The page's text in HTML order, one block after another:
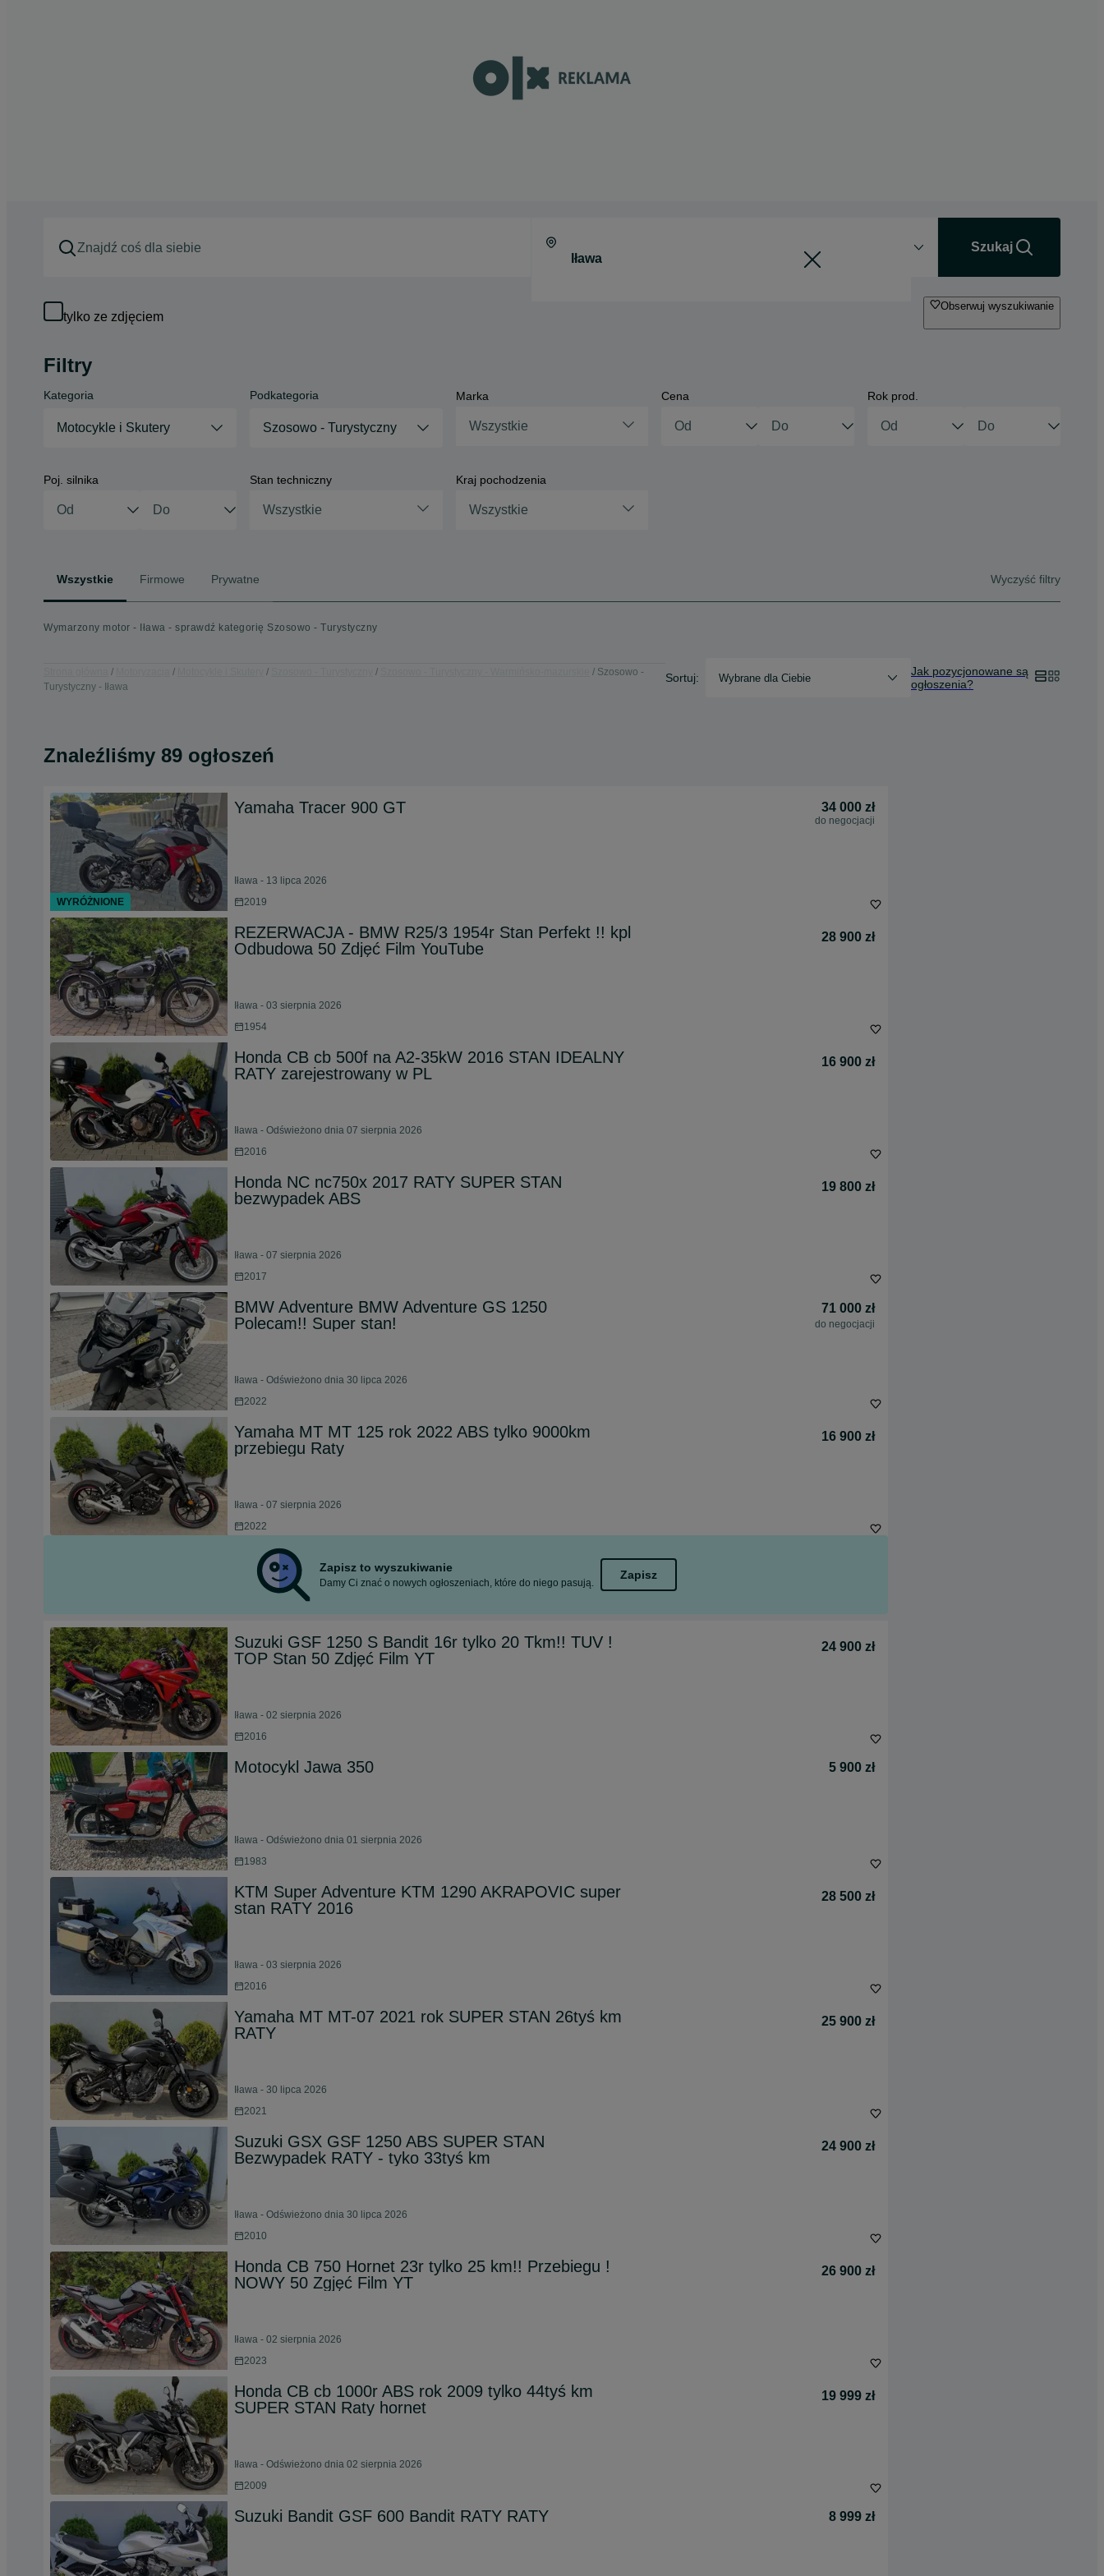
Szukaj
tylko ze zdjęciem
Obserwuj wyszukiwanie
Filtry
Kategoria
Motocykle i Skutery
Podkategoria
Szosowo - Turystyczny
Marka
Wszystkie
Cena Rok prod.
Poj. silnika Stan techniczny
Wszystkie
Kraj pochodzenia
Wszystkie
Wszystkie Firmowe Prywatne Wyczyść filtry
Wymarzony motor - Iława - sprawdź kategorię Szosowo - Turystyczny
Szosowo -
Turystyczny - Iława
Sortuj: Wybrane dla Ciebie
Jak pozycjonowane są
ogłoszenia?
Znaleźliśmy 89 ogłoszeń
Yamaha Tracer 900 GT 34 000 zł
do negocjacji
Iława - 13 lipca 2026
2019
REZERWACJA - BMW R25/3 1954r Stan Perfekt !! kpl
Odbudowa 50 Zdjęć Film YouTube
28 900 zł
Iława - 03 sierpnia 2026
1954
Honda CB cb 500f na A2-35kW 2016 STAN IDEALNY
RATY zarejestrowany w PL
16 900 zł
Iława - Odświeżono dnia 07 sierpnia 2026
2016
Honda NC nc750x 2017 RATY SUPER STAN
bezwypadek ABS
19 800 zł
Iława - 07 sierpnia 2026
2017
BMW Adventure BMW Adventure GS 1250
Polecam!! Super stan!
71 000 zł
do negocjacji
Iława - Odświeżono dnia 30 lipca 2026
2022
Yamaha MT MT 125 rok 2022 ABS tylko 9000km
przebiegu Raty
16 900 zł
Iława - 07 sierpnia 2026
2022
Zapisz to wyszukiwanie
Damy Ci znać o nowych ogłoszeniach, które do niego pasują.
Zapisz
Suzuki GSF 1250 S Bandit 16r tylko 20 Tkm!! TUV !
TOP Stan 50 Zdjęć Film YT
24 900 zł
Iława - 02 sierpnia 2026
2016
Motocykl Jawa 350 5 900 zł
Iława - Odświeżono dnia 01 sierpnia 2026
1983
KTM Super Adventure KTM 1290 AKRAPOVIC super
stan RATY 2016
28 500 zł
Iława - 03 sierpnia 2026
2016
Yamaha MT MT-07 2021 rok SUPER STAN 26tyś km
RATY
25 900 zł
Iława - 30 lipca 2026
2021
Suzuki GSX GSF 1250 ABS SUPER STAN
Bezwypadek RATY - tyko 33tyś km
24 900 zł
Iława - Odświeżono dnia 30 lipca 2026
2010
Honda CB 750 Hornet 23r tylko 25 km!! Przebiegu !
NOWY 50 Zgjęć Film YT
26 900 zł
Iława - 02 sierpnia 2026
2023
Honda CB cb 1000r ABS rok 2009 tylko 44tyś km
SUPER STAN Raty hornet
19 999 zł
Iława - Odświeżono dnia 02 sierpnia 2026
2009
Suzuki Bandit GSF 600 Bandit RATY RATY 8 999 zł
WYRÓŻNIONE